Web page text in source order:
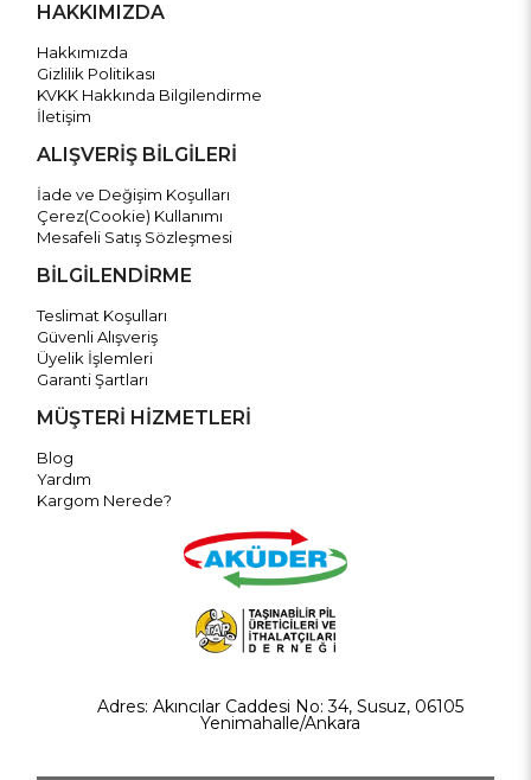
HAKKIMIZDA
Hakkımızda
Gizlilik Politikası
KVKK Hakkında Bilgilendirme
İletişim
ALIŞVERİŞ BİLGİLERİ
İade ve Değişim Koşulları
Çerez(Cookie) Kullanımı
Mesafeli Satış Sözleşmesi
BİLGİLENDİRME
Teslimat Koşulları
Güvenli Alışveriş
Üyelik İşlemleri
Garanti Şartları
MÜŞTERİ HİZMETLERİ
Blog
Yardım
Kargom Nerede?
Adres: Akıncılar Caddesi No: 34, Susuz, 06105
Yenimahalle/Ankara